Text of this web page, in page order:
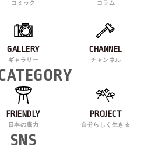
コミック コラム
GALLERY
ギャラリー
CHANNEL
チャンネル
FRIENDLY
日本の底力
PROJECT
自分らしく生きる
SNS